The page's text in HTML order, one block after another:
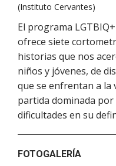
(Instituto Cervantes)
El programa
ofrece siete
historias que nos
niños y jóvenes, de
que se enfrentan a la
partida dominada
dificultades en su
FOTOGALERÍA